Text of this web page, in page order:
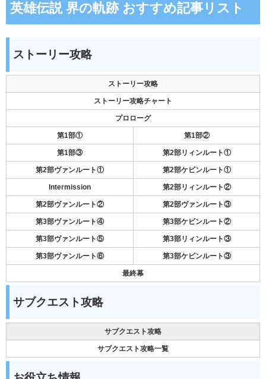
英雄伝説 界の軌跡 おすすめ記事リスト
ストーリー攻略
ストーリー攻略
ストーリー攻略チャート
プロローグ
第1部① 第1部②
第1部③ 第2部リィンルート①
第2部ヴァンルート① 第2部ケビンルート①
Intermission 第2部リィンルート②
第2部ヴァンルート② 第2部ヴァンルート③
第3部ヴァンルート④ 第3部ケビンルート②
第3部ヴァンルート⑤ 第3部リィンルート③
第3部ヴァンルート⑥ 第3部ケビンルート③
最終幕
サブクエスト攻略
サブクエスト攻略
サブクエスト攻略一覧